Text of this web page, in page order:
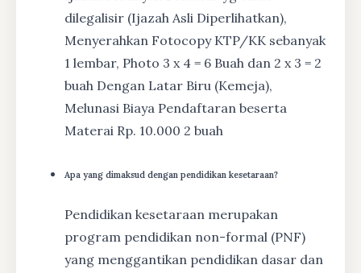
dilegalisir (Ijazah Asli Diperlihatkan),
Menyerahkan Fotocopy KTP/KK sebanyak
1 lembar, Photo 3 x 4 = 6 Buah dan 2 x 3 = 2
buah Dengan Latar Biru (Kemeja),
Melunasi Biaya Pendaftaran beserta
Materai Rp. 10.000 2 buah
Apa yang dimaksud dengan pendidikan kesetaraan?
Pendidikan kesetaraan merupakan
program pendidikan non-formal (PNF)
yang menggantikan pendidikan dasar dan